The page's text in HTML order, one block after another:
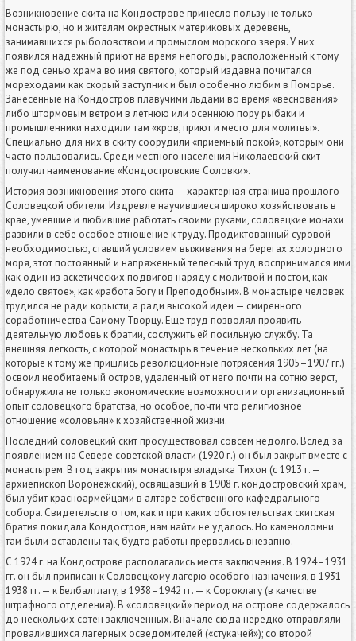
Возникновение скита на Кондострове принесло пользу не только
монастырю, но и жителям окрестных материковых деревень,
занимавшихся рыболовством и промыслом морского зверя. У них
появился надежный приют на время непогоды, расположенный к тому
же под сенью храма во имя святого, который издавна почитался
мореходами как скорый заступник и был особенно любим в Поморье.
Занесенные на Кондостров плавучими льдами во время «веснования»
либо штормовым ветром в летнюю или осеннюю пору рыбаки и
промышленники находили там «кров, приют и место для молитвы».
Специально для них в скиту соорудили «приемный покой», которым они
часто пользовались. Среди местного населения Николаевский скит
получил наименование «Кондостровские Соловки».
История возникновения этого скита — характерная страница прошлого
Соловецкой обители. Издревле научившиеся широко хозяйствовать в
крае, умевшие и любившие работать своими руками, соловецкие монахи
развили в себе особое отношение к труду. Продиктованный суровой
необходимостью, ставший условием выживания на берегах холодного
моря, этот постоянный и напряженный телесный труд воспринимался ими
как один из аскетических подвигов наряду с молитвой и постом, как
«дело святое», как «работа Богу и Преподобным». В монастыре человек
трудился не ради корысти, а ради высокой идеи — смиренного
соработничества Самому Творцу. Еще труд позволял проявить
деятельную любовь к братии, сослужить ей посильную службу. Та
внешняя легкость, с которой монастырь в течение нескольких лет (на
которые к тому же пришлись революционные потрясения 1905–1907 гг.)
освоил необитаемый остров, удаленный от него почти на сотню верст,
обнаружила не только экономические возможности и организационный
опыт соловецкого братства, но особое, почти что религиозное
отношение «соловьян» к хозяйственной жизни.
Последний соловецкий скит просуществовал совсем недолго. Вслед за
появлением на Севере советской власти (1920 г.) он был закрыт вместе с
монастырем. В год закрытия монастыря владыка Тихон (с 1913 г. —
архиепископ Воронежский), освящавший в 1908 г. кондостровский храм,
был убит красноармейцами в алтаре собственного кафедрального
собора. Свидетельств о том, как и при каких обстоятельствах скитская
братия покидала Кондостров, нам найти не удалось. Но каменоломни
там были оставлены так, будто работы прервались внезапно.
С 1924 г. на Кондострове располагались места заключения. В 1924–1931
гг. он был приписан к Соловецкому лагерю особого назначения, в 1931–
1938 гг. — к Белбалтлагу, в 1938–1942 гг. — к Сороклагу (в качестве
штрафного отделения). В «соловецкий» период на острове содержалось
до нескольких сотен заключенных. Вначале сюда нередко отправляли
провалившихся лагерных осведомителей («стукачей»); со второй